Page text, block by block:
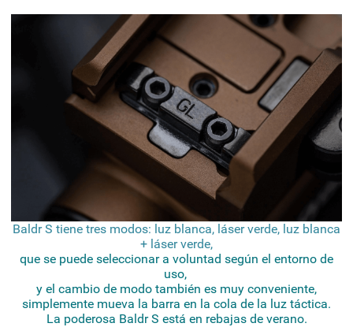
Baldr S tiene tres modos: luz blanca, láser verde, luz blanca
+ láser verde,
que se puede seleccionar a voluntad según el entorno de
uso,
y el cambio de modo también es muy conveniente,
simplemente mueva la barra en la cola de la luz táctica.
La poderosa Baldr S está en rebajas de verano.